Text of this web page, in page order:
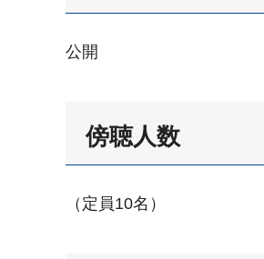
公開
傍聴人数
（定員10名）